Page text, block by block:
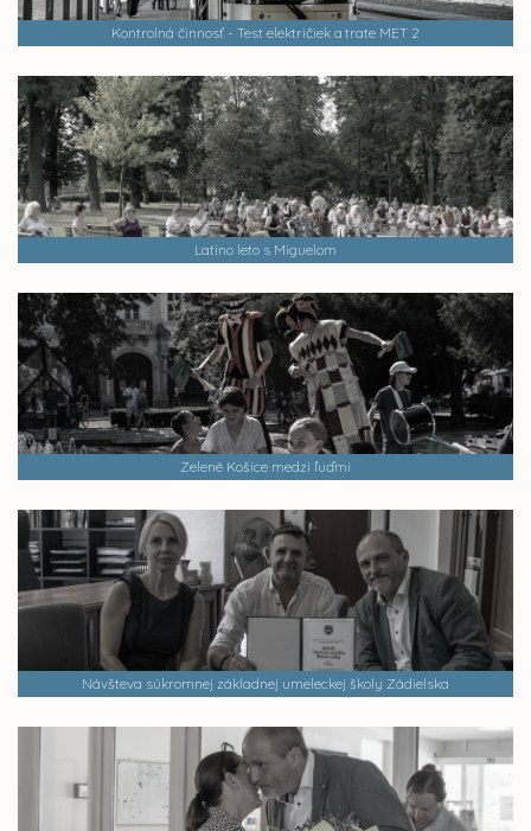
Kontrolná činnosť - Test električiek a trate MET 2
Latino leto s Miguelom
Zelené Košice medzi ľuďmi
Návšteva súkromnej základnej umeleckej školy Zádielska